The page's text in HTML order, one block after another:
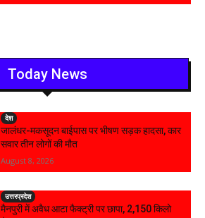
Today News
देश
जालंधर-मकसूदन बाईपास पर भीषण सड़क हादसा, कार
सवार तीन लोगों की मौत
August 8, 2026
उत्तरप्रदेश
मैनपुरी में अवैध आटा फैक्ट्री पर छापा, 2,150 किलो